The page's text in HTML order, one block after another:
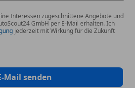
Interessen zugeschnittene Angebote und
GmbH per E-Mail erhalten. Ich
jederzeit mit Wirkung für die Zukunft
Mail senden